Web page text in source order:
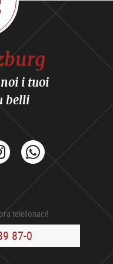
i tuoi
belli
Instagram
telefonaci!
87-0